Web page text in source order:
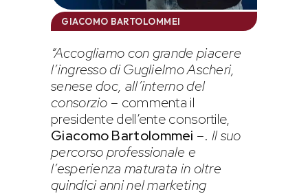
GIACOMO BARTOLOMMEI
“Accogliamo con grande piacere
l’ingresso di Guglielmo Ascheri,
senese doc, all’interno del
consorzio – commenta il
presidente dell’ente consortile,
Giacomo Bartolommei –. Il suo
percorso professionale e
l’esperienza maturata in oltre
quindici anni nel marketing